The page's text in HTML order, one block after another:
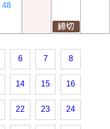
48
6 7 8
14 15 16
22 23 24